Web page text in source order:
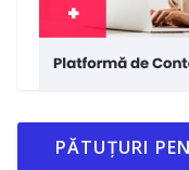
PĂTUȚURI